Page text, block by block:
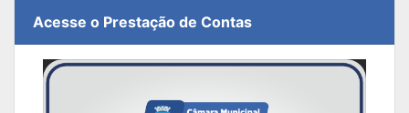
Acesse o Prestação de Contas